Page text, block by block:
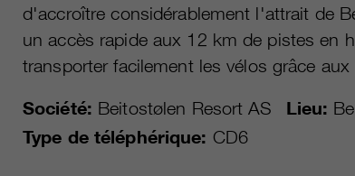
d'accroître considérablement l'attrait de
un accès rapide aux 12 km de pistes en
transporter facilement les vélos grâce aux
Société: Beitostølen Resort AS Lieu:
Type de téléphérique: CD6